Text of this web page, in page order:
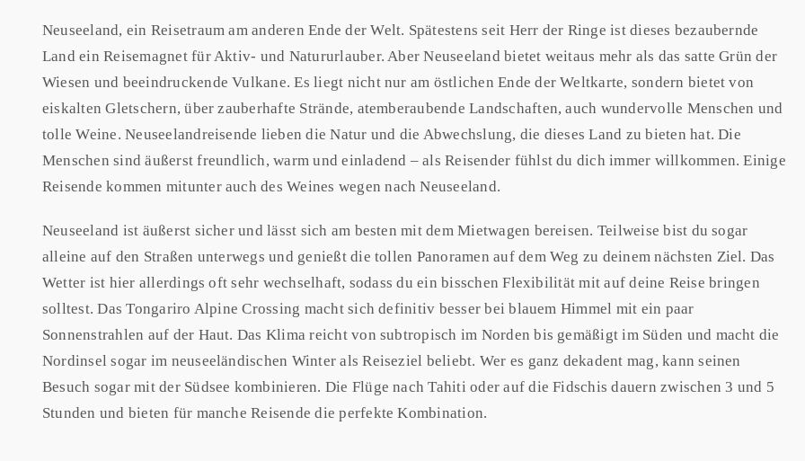
Neuseeland, ein Reisetraum am anderen Ende der Welt. Spätestens seit Herr der Ringe ist dieses bezaubernde
Land ein Reisemagnet für Aktiv- und Natururlauber. Aber Neuseeland bietet weitaus mehr als das satte Grün der
Wiesen und beeindruckende Vulkane. Es liegt nicht nur am östlichen Ende der Weltkarte, sondern bietet von
eiskalten Gletschern, über zauberhafte Strände, atemberaubende Landschaften, auch wundervolle Menschen und
tolle Weine. Neuseelandreisende lieben die Natur und die Abwechslung, die dieses Land zu bieten hat. Die
Menschen sind äußerst freundlich, warm und einladend – als Reisender fühlst du dich immer willkommen. Einige
Reisende kommen mitunter auch des Weines wegen nach Neuseeland.
Neuseeland ist äußerst sicher und lässt sich am besten mit dem Mietwagen bereisen. Teilweise bist du sogar
alleine auf den Straßen unterwegs und genießt die tollen Panoramen auf dem Weg zu deinem nächsten Ziel. Das
Wetter ist hier allerdings oft sehr wechselhaft, sodass du ein bisschen Flexibilität mit auf deine Reise bringen
solltest. Das Tongariro Alpine Crossing macht sich definitiv besser bei blauem Himmel mit ein paar
Sonnenstrahlen auf der Haut. Das Klima reicht von subtropisch im Norden bis gemäßigt im Süden und macht die
Nordinsel sogar im neuseeländischen Winter als Reiseziel beliebt. Wer es ganz dekadent mag, kann seinen
Besuch sogar mit der Südsee kombinieren. Die Flüge nach Tahiti oder auf die Fidschis dauern zwischen 3 und 5
Stunden und bieten für manche Reisende die perfekte Kombination.